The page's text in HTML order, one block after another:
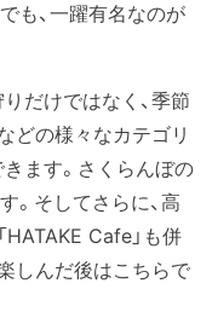
も、一躍有名なのが
だけではなく、季節
どの様々なカテゴリ
ます。さくらんぼの
。そしてさらに、高
HATAKE Cafe」も併
しんだ後はこちらで